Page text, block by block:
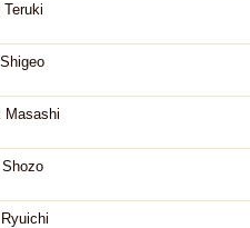
Teruki
Masashi